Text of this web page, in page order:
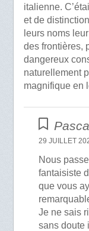
italienne.
et de
leurs noms
des frontières,
dangereux
naturellement
magnifique en
29 JUILLET
Nous
fantaisiste
que vous
Je ne sais
sans doute